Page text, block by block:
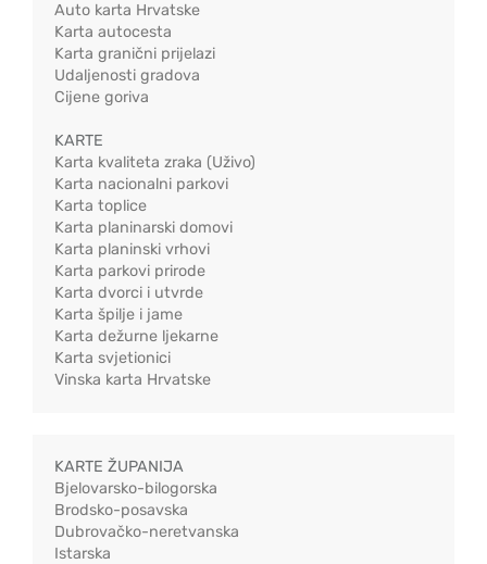
Auto karta Hrvatske
Karta autocesta
Karta granični prijelazi
Udaljenosti gradova
Cijene goriva
KARTE
Karta kvaliteta zraka (Uživo)
Karta nacionalni parkovi
Karta toplice
Karta planinarski domovi
Karta planinski vrhovi
Karta parkovi prirode
Karta dvorci i utvrde
Karta špilje i jame
Karta dežurne ljekarne
Karta svjetionici
Vinska karta Hrvatske
KARTE ŽUPANIJA
Bjelovarsko-bilogorska
Brodsko-posavska
Dubrovačko-neretvanska
Istarska